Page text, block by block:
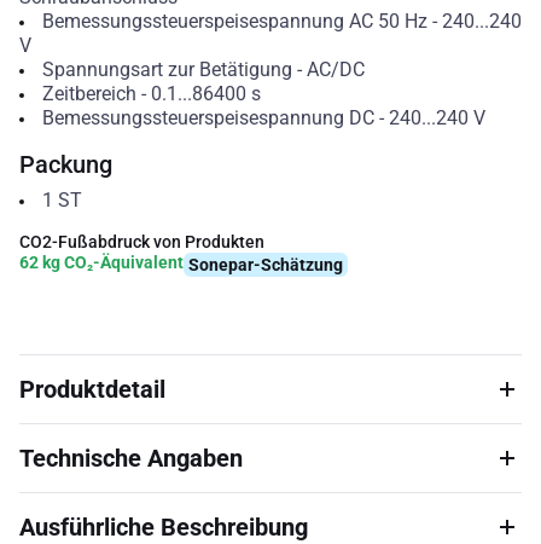
Bemessungssteuerspeisespannung AC 50 Hz- 240...240
V
Spannungsart zur Betätigung - AC/DC
Zeitbereich - 0.1...86400 s
Bemessungssteuerspeisespannung DC- 240...240 V
Packung
1 ST
CO2-Fußabdruck von Produkten
62 kg CO₂-Äquivalent Sonepar-Schätzung
Produktdetail
Technische Angaben
Ausführliche Beschreibung